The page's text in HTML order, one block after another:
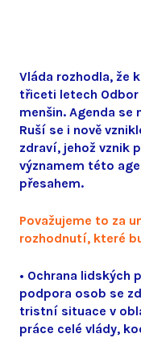
Vláda rozhodla, že
třiceti letech Odbor
menšin. Agenda
Ruší se i nově
zdraví, jehož vznik
významem této
přesahem.
Považujeme to za
rozhodnutí, které
• Ochrana lidských
podpora osob se
tristní situace v
práce celé vlády,